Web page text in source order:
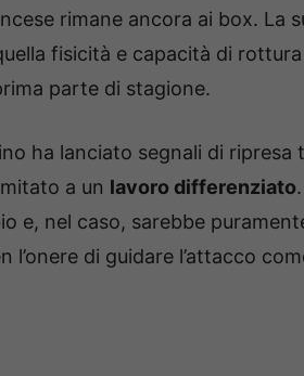
rimane ancora ai box. La
fisicità e capacità di
parte di stagione.
ha lanciato segnali di ripresa
a un lavoro differenziato
e, nel caso, sarebbe
l’onere di guidare l’attacco